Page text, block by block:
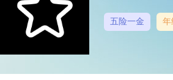
五险一金 年